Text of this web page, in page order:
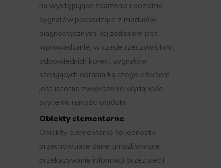
na występujące zdarzenia i poziomy
sygnałów pochodzące z modułów
diagnostycznych. Jej zadaniem jest
wprowadzanie, w czasie rzeczywistym,
odpowiednich korekt sygnałów
sterujących obrabiarką czego efektem
jest istotne zwiększenie wydajności
systemu i jakości obróbki.
Obiekty elementarne
Obiekty elementarne to jednostki
przechowujące dane, umożliwiające
przekazywanie informacji przez sieć i